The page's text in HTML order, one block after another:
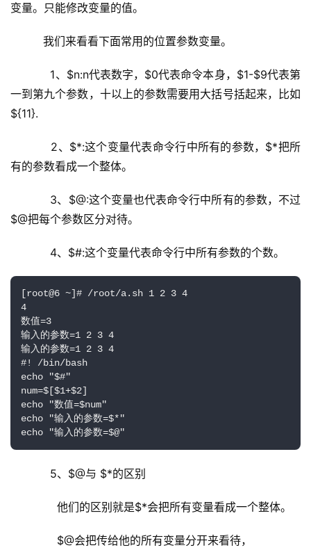
变量。只能修改变量的值。
我们来看看下面常用的位置参数变量。
1、$n:n代表数字，$0代表命令本身，$1-$9代表第
一到第九个参数，十以上的参数需要用大括号括起来，比如
${11}.
2、$*:这个变量代表命令行中所有的参数，$*把所
有的参数看成一个整体。
3、$@:这个变量也代表命令行中所有的参数，不过
$@把每个参数区分对待。
4、$#:这个变量代表命令行中所有参数的个数。
[root@6 ~]# /root/a.sh 1 2 3 4
4
数值=3
输入的参数=1 2 3 4
输入的参数=1 2 3 4
#! /bin/bash
echo "$#"
num=$[$1+$2]
echo "数值=$num"
echo "输入的参数=$*"
echo "输入的参数=$@"
5、$@与 $*的区别
他们的区别就是$*会把所有变量看成一个整体。
$@会把传给他的所有变量分开来看待，